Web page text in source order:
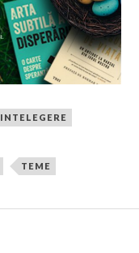
INTELEGERE
TEME